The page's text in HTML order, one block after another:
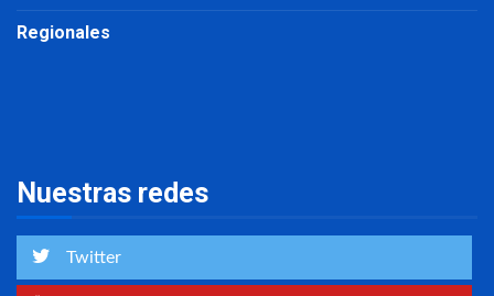
Regionales
Nuestras redes
Twitter